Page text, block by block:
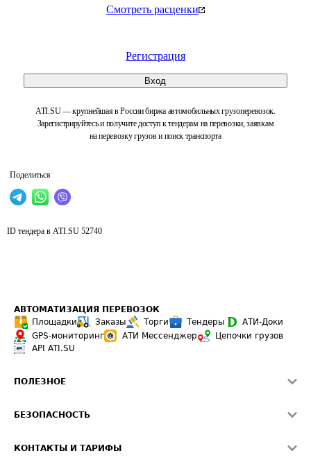
Смотреть расценки
Регистрация
Вход
ATI.SU — крупнейшая в России биржа автомобильных грузоперевозок.
Зарегистрируйтесь и получите доступ к тендерам на перевозки, заявкам
на перевозку грузов и поиск транспорта
Поделиться
ID тендера в ATI.SU 52740
АВТОМАТИЗАЦИЯ ПЕРЕВОЗОК
Площадки
Заказы Торги Тендеры
АТИ-Доки
GPS-мониторинг
АТИ Мессенджер
Цепочки грузов
API ATI.SU
ПОЛЕЗНОЕ
Звезды ATI.SU на вашем сайте
БЕЗОПАСНОСТЬ
КОНТАКТЫ И ТАРИФЫ